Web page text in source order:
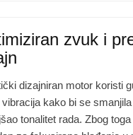
zvuk i
dizajniran motor koristi
vibracija kako bi se
tonalitet rada. Zbog